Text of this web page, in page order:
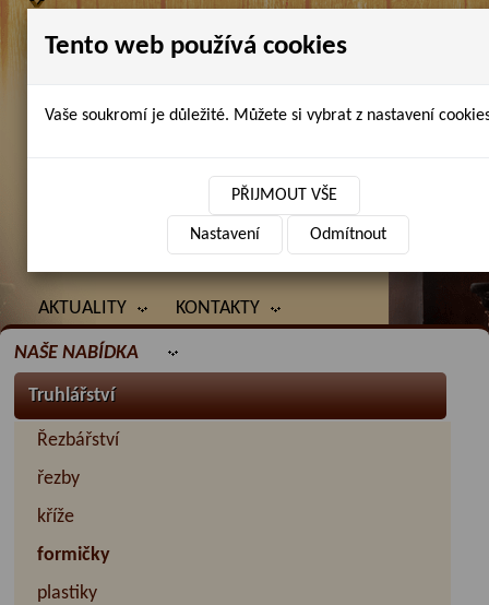
AKTUALITY KONTAKTY
NAŠE NABÍDKA
Truhlářství
Řezbářství
řezby
kříže
formičky
plastiky
Tento web používá cookies
Vaše soukromí je důležité. Můžete si vybrat z nastavení
PŘIJMOUT VŠE
Nastavení Odmítnout